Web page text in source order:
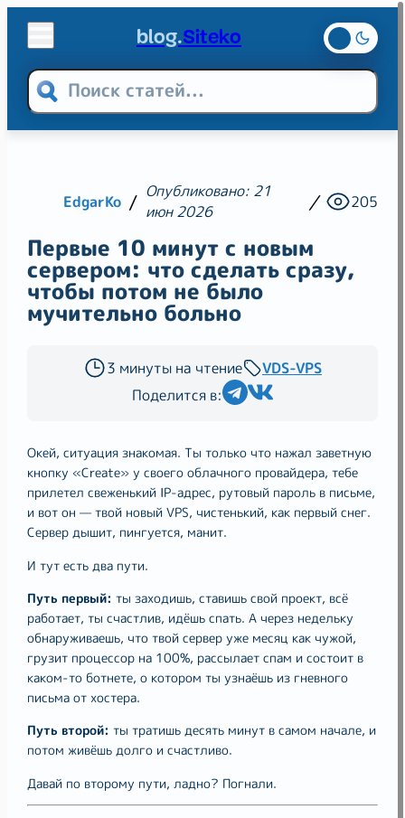
blog.Siteko
Laravel PHP Linux
CSS SEO
Web-разработка
Хостинг
EdgarKo
Опубликовано: 21
июн 2026
205
Первые 10 минут с новым
сервером: что сделать сразу,
чтобы потом не было
мучительно больно
3 минуты на чтение
VDS-VPS
Поделится в:
Окей, ситуация знакомая. Ты только что нажал заветную
кнопку «Create» у своего облачного провайдера, тебе
прилетел свеженький IP-адрес, рутовый пароль в письме,
и вот он — твой новый VPS, чистенький, как первый снег.
Сервер дышит, пингуется, манит.
И тут есть два пути.
Путь первый: ты заходишь, ставишь свой проект, всё
работает, ты счастлив, идёшь спать. А через недельку
обнаруживаешь, что твой сервер уже месяц как чужой,
грузит процессор на 100%, рассылает спам и состоит в
каком-то ботнете, о котором ты узнаёшь из гневного
письма от хостера.
Путь второй: ты тратишь десять минут в самом начале, и
потом живёшь долго и счастливо.
Давай по второму пути, ладно? Погнали.